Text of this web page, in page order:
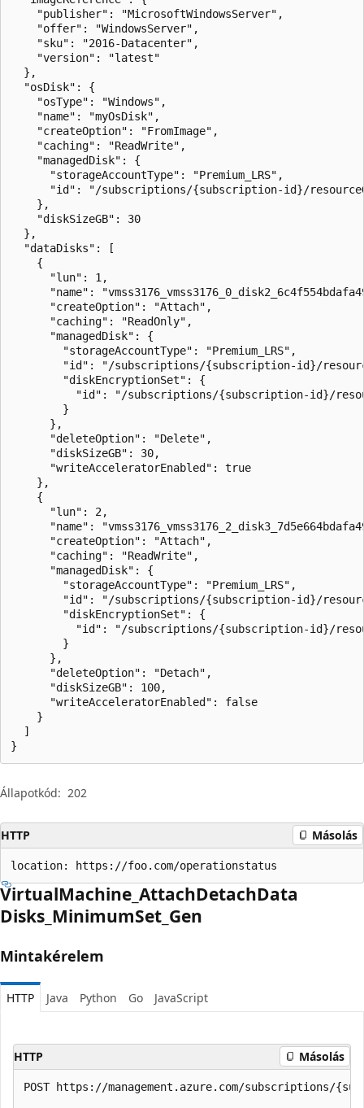
    "publisher": "MicrosoftWindowsServer",
    "offer": "WindowsServer",
    "sku": "2016-Datacenter",
    "version": "latest"
  },
  "osDisk": {
    "osType": "Windows",
    "name": "myOsDisk",
    "createOption": "FromImage",
    "caching": "ReadWrite",
    "managedDisk": {
      "storageAccountType": "Premium_LRS",
"id": "/subscriptions/{subscription-id}/
    },
    "diskSizeGB": 30
  },
  "dataDisks": [
    {
      "lun": 1,
"name":
      "createOption": "Attach",
      "caching": "ReadOnly",
      "managedDisk": {
        "storageAccountType": "Premium_LRS",
"id": "/subscriptions/{subscription-id}/
        "diskEncryptionSet": {
"id": "/subscriptions/{subscription-id}/
        }
      },
      "deleteOption": "Delete",
      "diskSizeGB": 30,
      "writeAcceleratorEnabled": true
    },
    {
      "lun": 2,
"name":
      "createOption": "Attach",
      "caching": "ReadWrite",
      "managedDisk": {
        "storageAccountType": "Premium_LRS",
"id": "/subscriptions/{subscription-id}/
        "diskEncryptionSet": {
"id": "/subscriptions/{subscription-id}/
        }
      },
      "deleteOption": "Detach",
      "diskSizeGB": 100,
      "writeAcceleratorEnabled": false
    }
  ]
}
Állapotkód: 202
HTTP Másolás
location: https://foo.com/operationstatus
VirtualMachine_AttachDetachData
Disks_MinimumSet_Gen
Mintakérelem
HTTP Java Python Go JavaScript
HTTP Másolás
POST https://management.azure.com/subscriptions/